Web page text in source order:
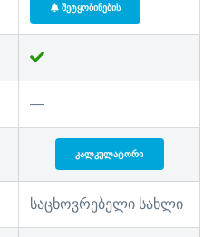
ᲨᲔᲢᲧᲝᲑᲘᲜᲔᲑᲘᲡ
—
ᲙᲐᲚᲙᲣᲚᲐᲢᲝᲠᲘ
საცხოვრებელი სახლი